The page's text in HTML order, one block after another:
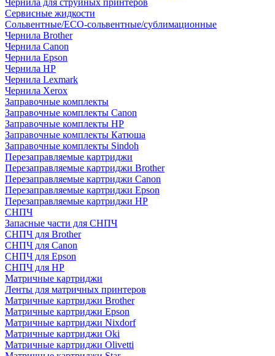
Чернила для струйных принтеров
Сервисные жидкости
Сольвентные/ECO-сольвентные/сублимационные
Чернила Brother
Чернила Canon
Чернила Epson
Чернила HP
Чернила Lexmark
Чернила Xerox
Заправочные комплекты
Заправочные комплекты Canon
Заправочные комплекты HP
Заправочные комплекты Катюша
Заправочные комплекты Sindoh
Перезаправляемые картриджи
Перезаправляемые картриджи Brother
Перезаправляемые картриджи Canon
Перезаправляемые картриджи Epson
Перезаправляемые картриджи HP
СНПЧ
Запасные части для СНПЧ
СНПЧ для Brother
СНПЧ для Canon
СНПЧ для Epson
СНПЧ для HP
Матричные картриджи
Ленты для матричных принтеров
Матричные картриджи Brother
Матричные картриджи Epson
Матричные картриджи Nixdorf
Матричные картриджи Oki
Матричные картриджи Olivetti